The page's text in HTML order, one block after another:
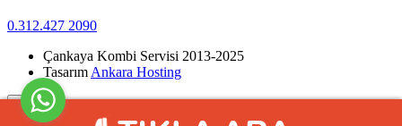
0.312.427 2090
Çankaya Kombi Servisi 2013-2025
Tasarım Ankara Hosting
Yukarı